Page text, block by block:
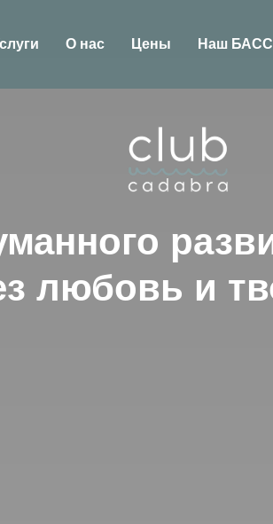
О нас Цены Наш
любовь и